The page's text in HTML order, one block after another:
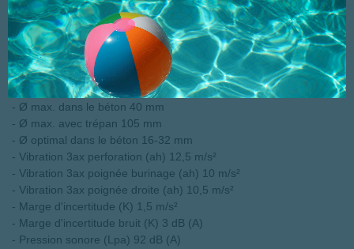
- Puissance nominale 1100 W
- Puissance nominale débitée (P2) 500 W
- Puissance débitée maximale 1200 W
- Vitesse à vide max. 235 à 480 tr/min
- Cadence de frappe max. 1350 à 2750 cps/min
- Puissance de frappe (EPTA) 6,8 Joules
- Ø max. dans le béton 40 mm
- Ø max. avec trépan 105 mm
- Ø optimal dans le béton 16-32 mm
- Vibration 3ax perforation (ah) 12,5 m/s²
- Vibration 3ax poignée burinage (ah) 10 m/s²
- Vibration 3ax poignée droite (ah) 10,5 m/s²
- Marge d'incertitude (K) 1,5 m/s²
- Marge d'incertitude bruit (K) 3 dB (A)
- Pression sonore (Lpa) 92 dB (A)